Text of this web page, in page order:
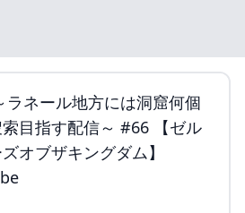
ティアキン
ティアキン 祠
ティアキン 武器
ラネール地方には洞窟何個
目指す配信～ #66 【ゼル
オブザキングダム】